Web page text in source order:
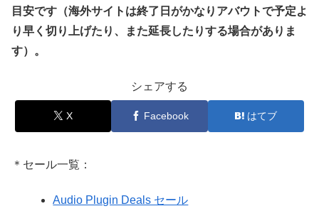
目安です（海外サイトは終了日がかなりアバウトで予定よ
り早く切り上げたり、また延長したりする場合がありま
す）。
シェアする
X Facebook はてブ
＊セール一覧：
Audio Plugin Deals セール